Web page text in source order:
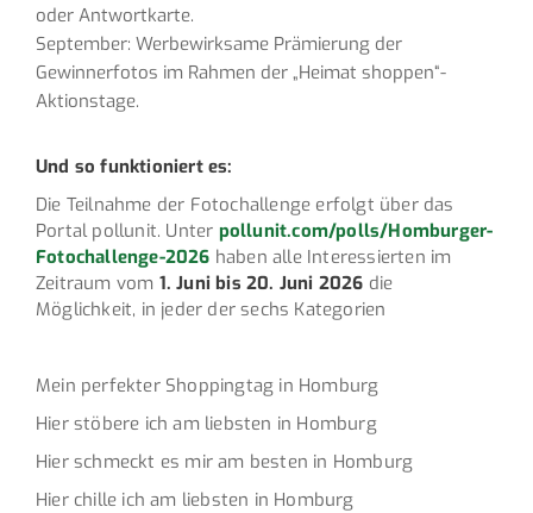
oder Antwortkarte.
September: Werbewirksame Prämierung der
Gewinnerfotos im Rahmen der „Heimat shoppen“-
Aktionstage.
Und so funktioniert es:
Die Teilnahme der Fotochallenge erfolgt über das
Portal pollunit. Unter pollunit.com/polls/Homburger-
Fotochallenge-2026 haben alle Interessierten im
Zeitraum vom 1. Juni bis 20. Juni 2026 die
Möglichkeit, in jeder der sechs Kategorien
Mein perfekter Shoppingtag in Homburg
Hier stöbere ich am liebsten in Homburg
Hier schmeckt es mir am besten in Homburg
Hier chille ich am liebsten in Homburg